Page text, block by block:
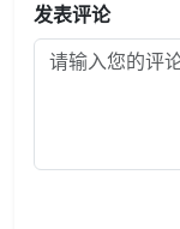
发表评论